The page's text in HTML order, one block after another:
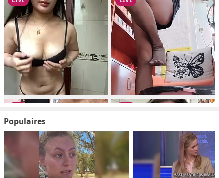
Populaires